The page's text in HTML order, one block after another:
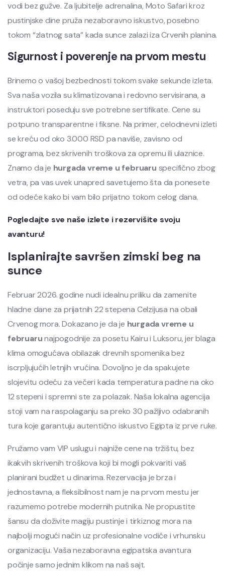
vodi bez gužve. Za ljubitelje adrenalina, Moto Safari kroz
pustinjske dine pruža nezaboravno iskustvo, posebno
tokom “zlatnog sata” kada sunce zalazi iza Crvenih planina.
Sigurnost i poverenje na prvom mestu
Brinemo o vašoj bezbednosti tokom svake sekunde izleta.
Sva naša vozila su klimatizovana i redovno servisirana, a
instruktori poseduju sve potrebne sertifikate. Cene su
potpuno transparentne i fiksne. Na primer, celodnevni izleti
se kreću od oko 3.000 RSD pa naviše, zavisno od
programa, bez skrivenih troškova za opremu ili ulaznice.
Znamo da je hurgada vreme u februaru specifično zbog
vetra, pa vas uvek unapred savetujemo šta da ponesete
od odeće kako bi vam bilo prijatno tokom celog dana.
Pogledajte sve naše izlete i rezervišite svoju
avanturu!
Isplanirajte savršen zimski beg na
sunce
Februar 2026. godine nudi idealnu priliku da zamenite
hladne dane za prijatnih 22 stepena Celzijusa na obali
Crvenog mora. Dokazano je da je hurgada vreme u
februarunajpogodnije za posetu Kairu i Luksoru, jer blaga
klima omogućava obilazak drevnih spomenika bez
iscrpljujućih letnjih vrućina. Dovoljno je da spakujete
slojevitu odeću za večeri kada temperatura padne na oko
12 stepeni i spremni ste za polazak. Naša lokalna agencija
stoji vam na raspolaganju sa preko 30 pažljivo odabranih
tura koje garantuju autentično iskustvo Egipta iz prve ruke.
Pružamo vam VIP uslugu i najniže cene na tržištu, bez
ikakvih skrivenih troškova koji bi mogli pokvariti vaš
planirani budžet u dinarima. Rezervacija je brza i
jednostavna, a fleksibilnost nam je na prvom mestu jer
razumemo potrebe modernih putnika. Ne propustite
šansu da doživite magiju pustinje i tirkiznog mora na
najbolji mogući način uz profesionalne vodiče i vrhunsku
organizaciju. Vaša nezaboravna egipatska avantura
počinje samo jednim klikom na naš sajt.